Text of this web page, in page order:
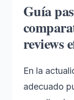
Guía
reviews
En la
adecuado